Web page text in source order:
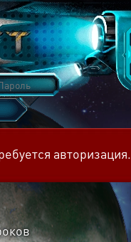
авторизация.